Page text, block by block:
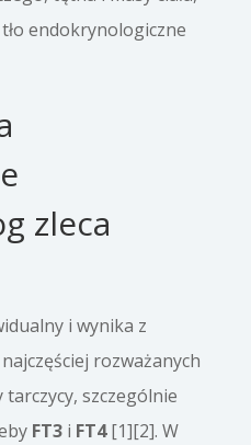
endokrynologiczne
zleca
i wynika z
rozważanych
szczególnie
FT3i FT4[1][2]. W